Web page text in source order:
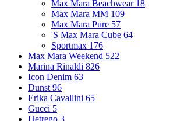
Max Mara Beachwear 18
Max Mara MM 109
Max Mara Pure 57
'S Max Mara Cube 64
Sportmax 176
Max Mara Weekend 522
Marina Rinaldi 826
Icon Denim 63
Dunst 96
Erika Cavallini 65
Gucci 5
Hetrego 3